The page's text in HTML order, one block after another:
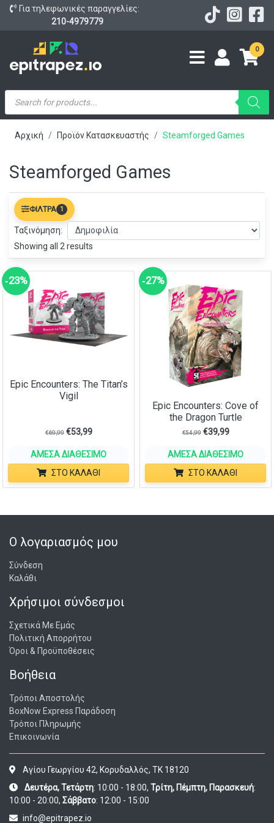
Για τηλεφωνικές παραγγελίες:
210-4979779
0
Products
search
Αρχική Προϊόν Κατασκευαστής Steamforged Games
Steamforged Games
Showing all 2 results
ΦΊΛΤΡΑ 1
Ταξινόμηση:
‑23%
Epic Encounters: The Titan’s
Vigil
€69,99 €53,99
ΆΜΕΣΑ ΔΙΑΘΈΣΙΜΟ
ΣΤΟ ΚΑΛΆΘΙ
‑27%
Epic Encounters: Cove of
the Dragon Turtle
€54,99 €39,99
ΆΜΕΣΑ ΔΙΑΘΈΣΙΜΟ
ΣΤΟ ΚΑΛΆΘΙ
Ο λογαριασμός μου
Σύνδεση
Καλάθι
Χρήσιμοι σύνδεσμοι
Σχετικά Με Εμάς
Πολιτική Απορρήτου
Όροι & Προϋποθέσεις
Βοήθεια
Τρόποι Αποστολής
BoxNow Express Παράδοση
Τρόποι Πληρωμής
Επικοινωνία
Αγίου Γεωργίου 42, Κορυδαλλός, ΤΚ 18120
Δευτέρα, Τετάρτη: 10:00 - 18:00, Τρίτη, Πέμπτη, Παρασκευή:
10:00 - 20:00, Σάββατο: 12:00 - 15:00
info@epitrapez.io